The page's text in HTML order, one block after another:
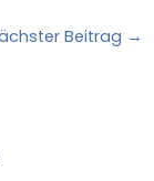
Beitrag →